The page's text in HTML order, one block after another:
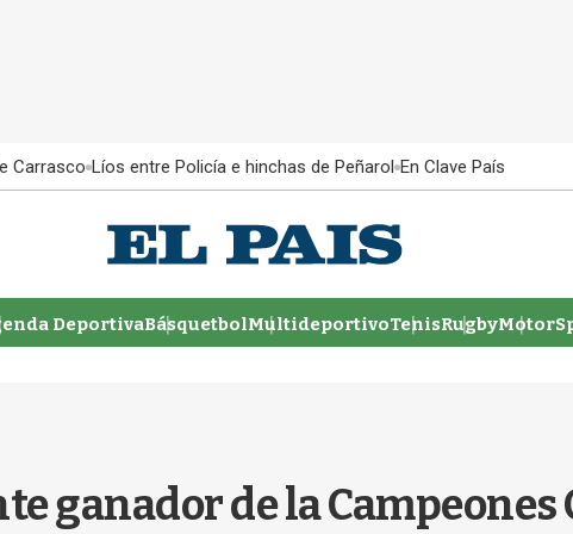
Carrasco Líos entre Policía e hinchas de Peñarol En Clave País
DeportivaBásquetbolMultideportivoTenisRugby
ganador de la